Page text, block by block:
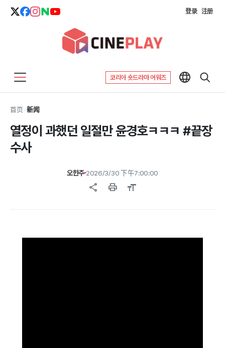
登录 注册
코리아 숏드라마 어워즈
首页>新闻
열정이 과했던 일절만 윤경호ㅋㅋㅋ #끝장
수사
오한주 2026/3/30 下午7:00:00
share print format_size